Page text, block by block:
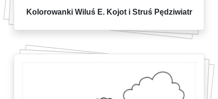
Kolorowanki Wiluś E. Kojot i Struś Pędziwiatr